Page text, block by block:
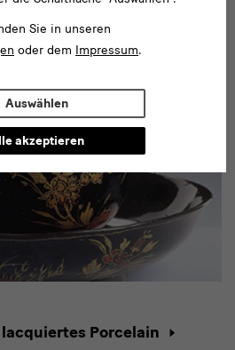
Porcelain
Sie in unseren
oder dem Impressum.
Auswählen
akzeptieren